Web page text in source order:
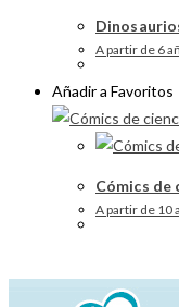
A partir de 6
Añadir a Favoritos
Cómics de
A partir de 10